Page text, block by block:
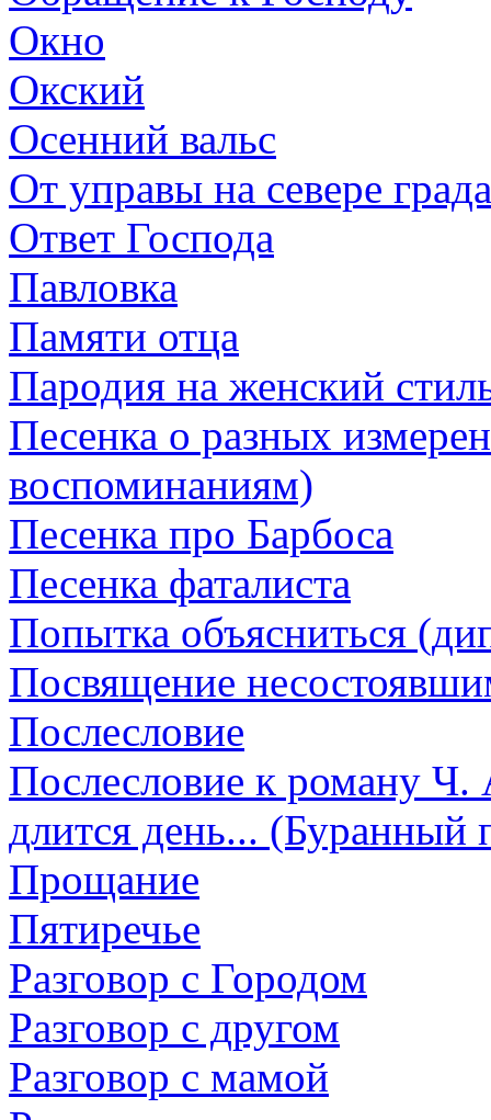
Окно
Окский
Осенний вальс
От управы на севере
Ответ Господа
Павловка
Памяти отца
Пародия на женский
Песенка о разных
воспоминаниям)
Песенка про Барбоса
Песенка фаталиста
Попытка объясниться
Посвящение
Послесловие
Послесловие к роману Ч.
длится день... (Буранный
Прощание
Пятиречье
Разговор с Городом
Разговор с другом
Разговор с мамой